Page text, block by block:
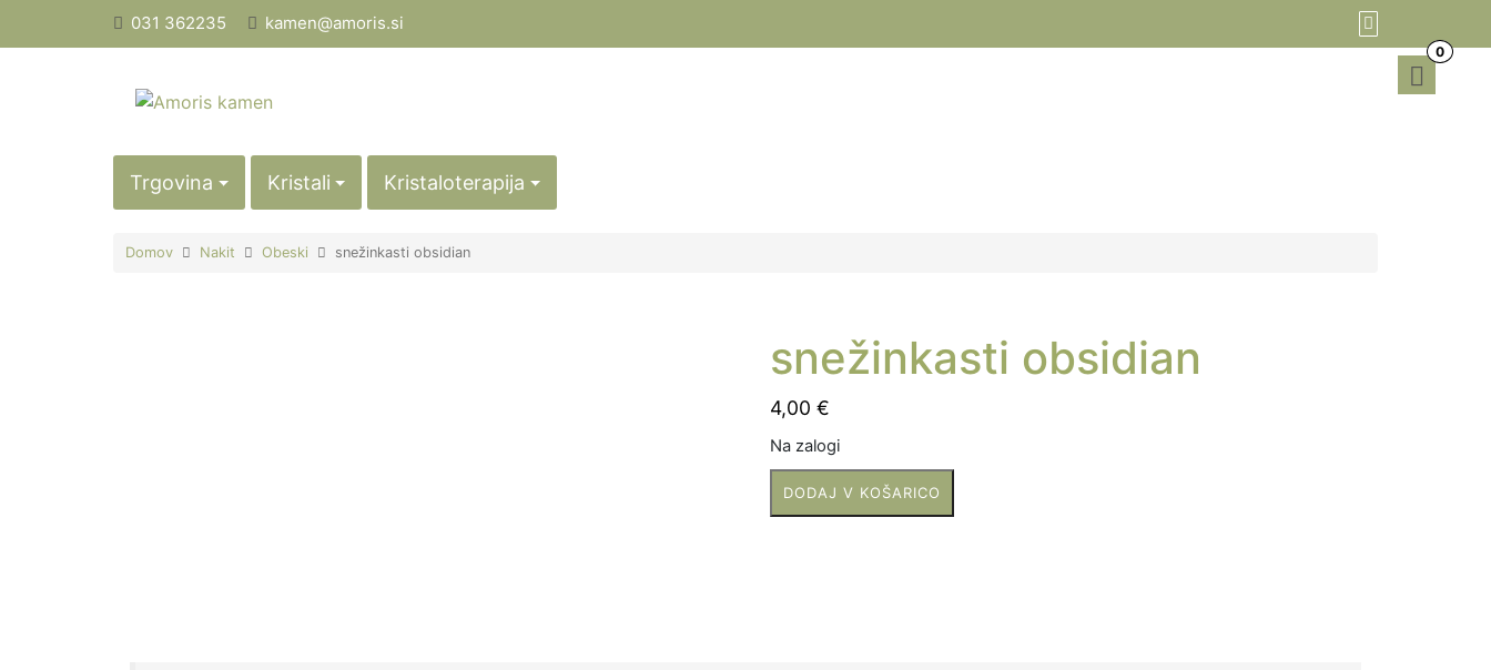
031 362235 kamen@amoris.si
Trgovina Kristali Kristaloterapija
0
Domov Nakit Obeski snežinkasti obsidian
snežinkasti obsidian
4,00€
Na zalogi
DODAJ V KOŠARICO